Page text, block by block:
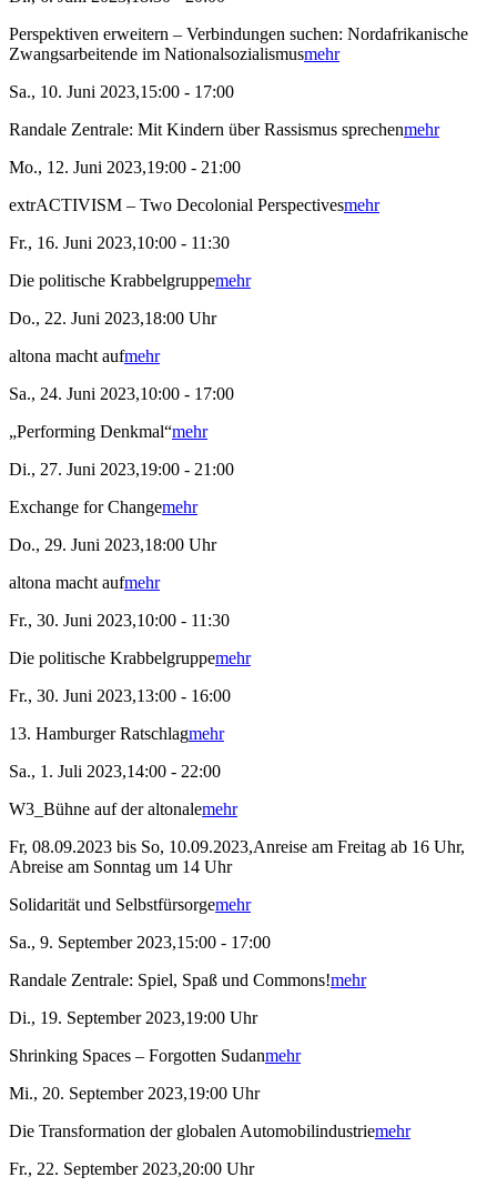
Perspektiven erweitern – Verbindungen suchen: Nordafrikanische
Zwangsarbeitende im Nationalsozialismusmehr
Sa., 10. Juni 2023,15:00 - 17:00
Randale Zentrale: Mit Kindern über Rassismus sprechenmehr
Mo., 12. Juni 2023,19:00 - 21:00
extrACTIVISM – Two Decolonial Perspectivesmehr
Fr., 16. Juni 2023,10:00 - 11:30
Die politische Krabbelgruppemehr
Do., 22. Juni 2023,18:00 Uhr
altona macht aufmehr
Sa., 24. Juni 2023,10:00 - 17:00
„Performing Denkmal“mehr
Di., 27. Juni 2023,19:00 - 21:00
Exchange for Changemehr
Do., 29. Juni 2023,18:00 Uhr
altona macht aufmehr
Fr., 30. Juni 2023,10:00 - 11:30
Die politische Krabbelgruppemehr
Fr., 30. Juni 2023,13:00 - 16:00
13. Hamburger Ratschlagmehr
Sa., 1. Juli 2023,14:00 - 22:00
W3_Bühne auf der altonalemehr
Fr, 08.09.2023 bis So, 10.09.2023,Anreise am Freitag ab 16 Uhr,
Abreise am Sonntag um 14 Uhr
Solidarität und Selbstfürsorgemehr
Sa., 9. September 2023,15:00 - 17:00
Randale Zentrale: Spiel, Spaß und Commons!mehr
Di., 19. September 2023,19:00 Uhr
Shrinking Spaces – Forgotten Sudanmehr
Mi., 20. September 2023,19:00 Uhr
Die Transformation der globalen Automobilindustriemehr
Fr., 22. September 2023,20:00 Uhr